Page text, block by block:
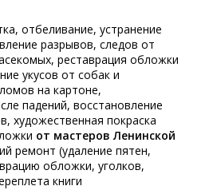
отбеливание, устранение
разрывов, следов от
реставрация обложки
укусов от собак и
на картоне,
падений, восстановление
художественная покраска
от мастеров Ленинской
ремонт (удаление пятен,
обложки, уголков,
книги